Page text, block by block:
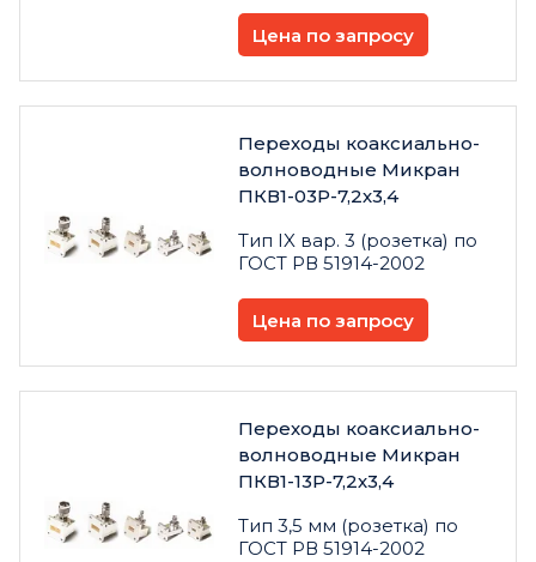
Цена по запросу
Переходы коаксиально-
волноводные Микран
ПКВ1-03Р-7,2х3,4
Тип IX вар. 3 (розетка) по
ГОСТ РВ 51914-2002
Цена по запросу
Переходы коаксиально-
волноводные Микран
ПКВ1-13Р-7,2х3,4
Тип 3,5 мм (розетка) по
ГОСТ РВ 51914-2002